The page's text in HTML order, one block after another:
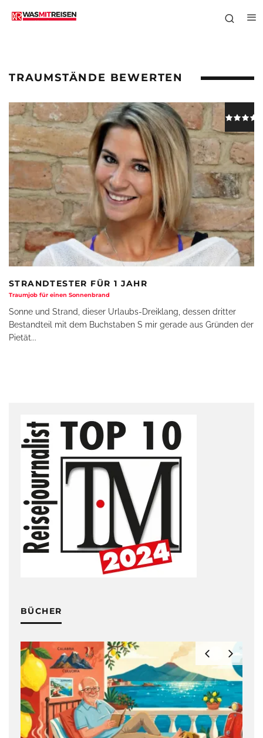
TRAUMSTÄNDE BEWERTEN
STRANDTESTER FÜR 1 JAHR
Traumjob für einen Sonnenbrand
Sonne und Strand, dieser Urlaubs-Dreiklang, dessen dritter
Bestandteil mit dem Buchstaben S mir gerade aus Gründen der
Pietät...
BÜCHER